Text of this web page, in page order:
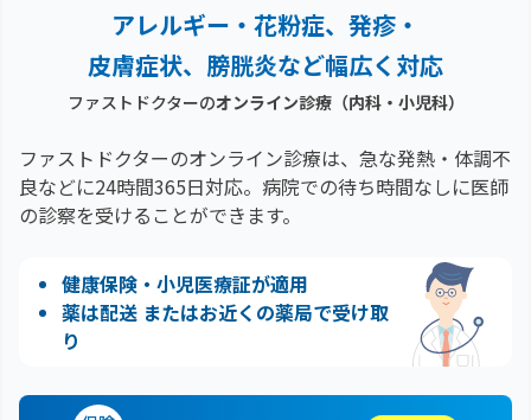
アレルギー・花粉症、 発疹・
皮膚症状、膀胱炎など幅広く対応
ファストドクターのオンライン診療（内科・小児科）
ファストドクターのオンライン診療は、急な発熱・体調不
良などに24時間365日対応。 病院での待ち時間なしに医師
の診察を受けることができます。
健康保険・小児医療証が適用
薬は配送 またはお近くの薬局で受け取
り